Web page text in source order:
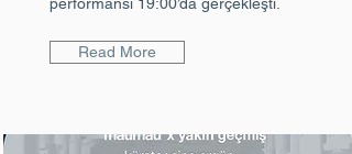
Read More